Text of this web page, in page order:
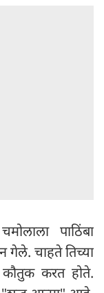
पाठिंबा
गेले. चाहते तिच्या
कौतुक करत होते.